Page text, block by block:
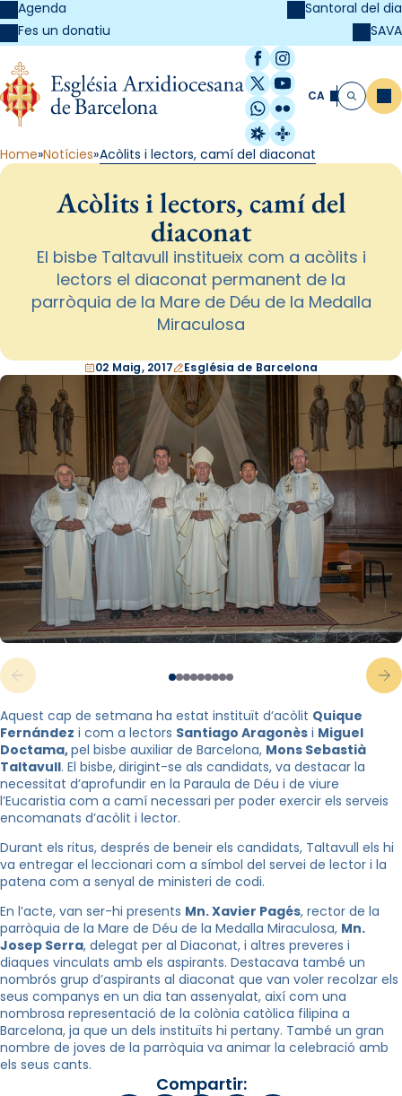
Agenda
Fes un donatiu
Santoral del dia
SAVA
Facebook
Instagram
X / Twitter
YouTube
WhatsApp
Flickr
Radio Estel
Catalunya
CA Cerca
Home Notícies Acòlits i lectors, camí del diaconat
Acòlits i lectors, camí del
diaconat
El bisbe Taltavull institueix com a acòlits i
lectors el diaconat permanent de la
parròquia de la Mare de Déu de la Medalla
Miraculosa
02 Maig, 2017 Església de Barcelona
Aquest cap de setmana ha estat instituït d’acòlit Quique
Fernández i com a lectors Santiago Aragonès i Miguel
Doctama,pel bisbe auxiliar de Barcelona, Mons Sebastià
Taltavull. El bisbe,dirigint-se als candidats, va destacar la
necessitat d’aprofundir en la Paraula de Déu i de viure
l’Eucaristia com a camí necessari per poder exercir els serveis
encomanats d’acòlit i lector.
Durant els ritus, després de beneir els candidats, Taltavull els hi
va entregar el leccionari com a símbol del servei de lector i la
patena com a senyal de ministeri de codi.
En l’acte, van ser-hi presents Mn. Xavier Pagés, rector de la
parròquia de la Mare de Déu de la Medalla Miraculosa, Mn.
Josep Serra, delegat per al Diaconat, i altres preveres i
diaques vinculats amb els aspirants. Destacava també un
nombrós grup d’aspirants al diaconat que van voler recolzar els
seus companys en un dia tan assenyalat, així com una
nombrosa representació de la colònia catòlica filipina a
Barcelona, ja que un dels instituïts hi pertany. També un gran
nombre de joves de la parròquia va animar la celebració amb
els seus cants.
Compartir: